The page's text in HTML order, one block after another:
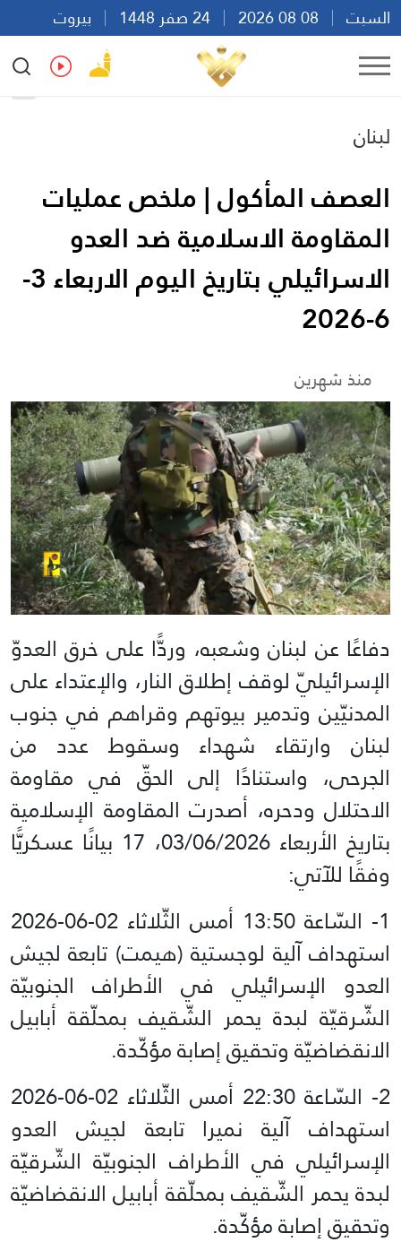
السبت
بيروت
00:23
Ar
لبنان
العصف المأكول | ملخص عمليات
المقاومة الاسلامية ضد العدو
الاسرائيلي بتاريخ اليوم الاربعاء 3-
6-2026
منذ شهرين
دفاعًا عن لبنان وشعبه، وردًّا على خرق العدوّ
الإسرائيليّ لوقف إطلاق النار، والإعتداء على
المدنيّين وتدمير بيوتهم وقراهم في جنوب
لبنان وارتقاء شهداء وسقوط عدد من
الجرحى، واستنادًا إلى الحقّ في مقاومة
الاحتلال ودحره، أصدرت المقاومة الإسلامية
بتاريخ الأربعاء 03/06/2026، 17 بيانًا عسكريًّا
وفقًا للآتي:
استهداف آلية لوجستية (هيمت) تابعة لجيش
العدو الإسرائيلي في الأطراف الجنوبيّة
الشّرقيّة لبدة يحمر الشّقيف بمحلّقة أبابيل
الانقضاضيّة وتحقيق إصابة مؤكّدة.
استهداف آلية نميرا تابعة لجيش العدو
الإسرائيلي في الأطراف الجنوبيّة الشّرقيّة
لبدة يحمر الشّقيف بمحلّقة أبابيل الانقضاضيّة
وتحقيق إصابة مؤكّدة.